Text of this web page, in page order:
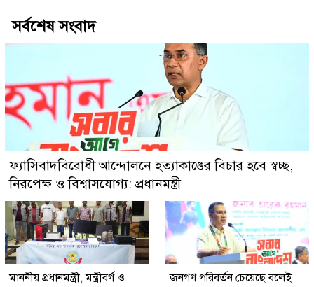
সর্বশেষ সংবাদ
ফ্যাসিবাদবিরোধী আন্দোলনে হত্যাকাণ্ডের বিচার হবে স্বচ্ছ,
নিরপেক্ষ ও বিশ্বাসযোগ্য: প্রধানমন্ত্রী
মাননীয় প্রধানমন্ত্রী, মন্ত্রীবর্গ ও
জনগণ পরিবর্তন চেয়েছে বলেই